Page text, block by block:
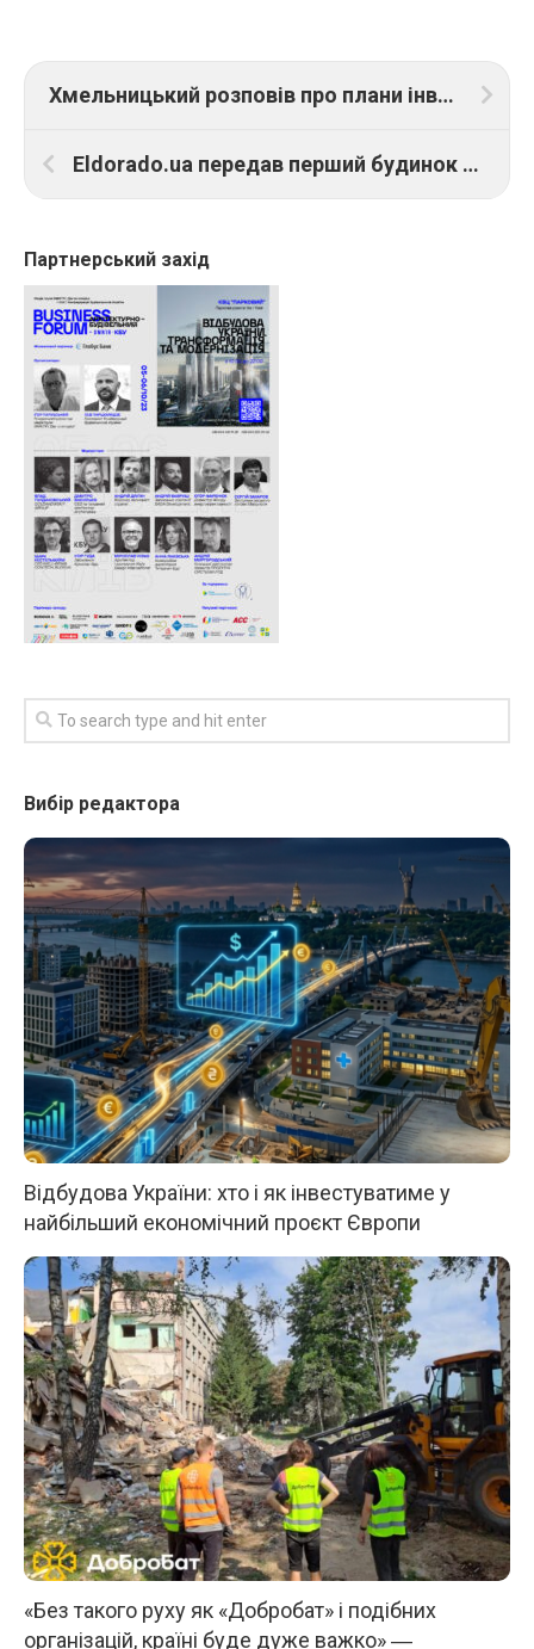
Хмельницький розповів про плани інвестування у житлову нерухомість LvivTech.City
Eldorado.ua передав перший будинок у рамах благодійного проєкту «Цеглинка для родинки»
Партнерський захід
Вибір редактора
Відбудова України: хто і як інвестуватиме у
найбільший економічний проєкт Європи
«Без такого руху як «Добробат» і подібних
організацій, країні буде дуже важко» ―